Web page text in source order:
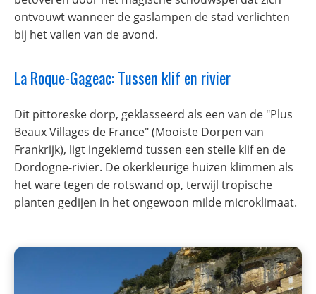
ontvouwt wanneer de gaslampen de stad verlichten
bij het vallen van de avond.
La Roque-Gageac: Tussen klif en rivier
Dit pittoreske dorp, geklasseerd als een van de "Plus
Beaux Villages de France" (Mooiste Dorpen van
Frankrijk), ligt ingeklemd tussen een steile klif en de
Dordogne-rivier. De okerkleurige huizen klimmen als
het ware tegen de rotswand op, terwijl tropische
planten gedijen in het ongewoon milde microklimaat.